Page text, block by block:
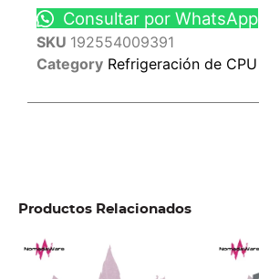
Consultar por WhatsApp
SKU 192554009391
Category Refrigeración de CPU
Productos Relacionados